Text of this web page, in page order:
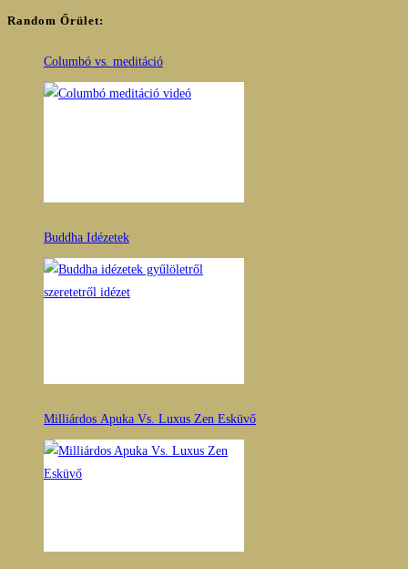
Random Őrület:
Columbó vs. meditáció
Buddha Idézetek
Milliárdos Apuka Vs. Luxus Zen Esküvő